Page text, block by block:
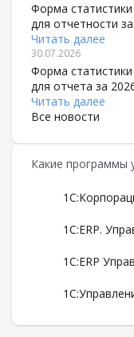
Какие программы
1С:ERP.
1С:ERP
Форма
для отчетности
Читать далее
30.07.2026
Форма
для отчета за
Читать далее
Все новости